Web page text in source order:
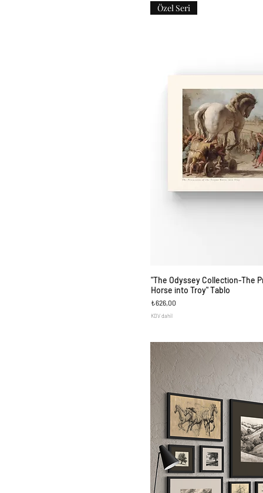
Hızlı
Özel Seri
"The Odyssey Collection-The
Horse into Troy" Tablo
Fiyat
₺626,00
KDV dahil